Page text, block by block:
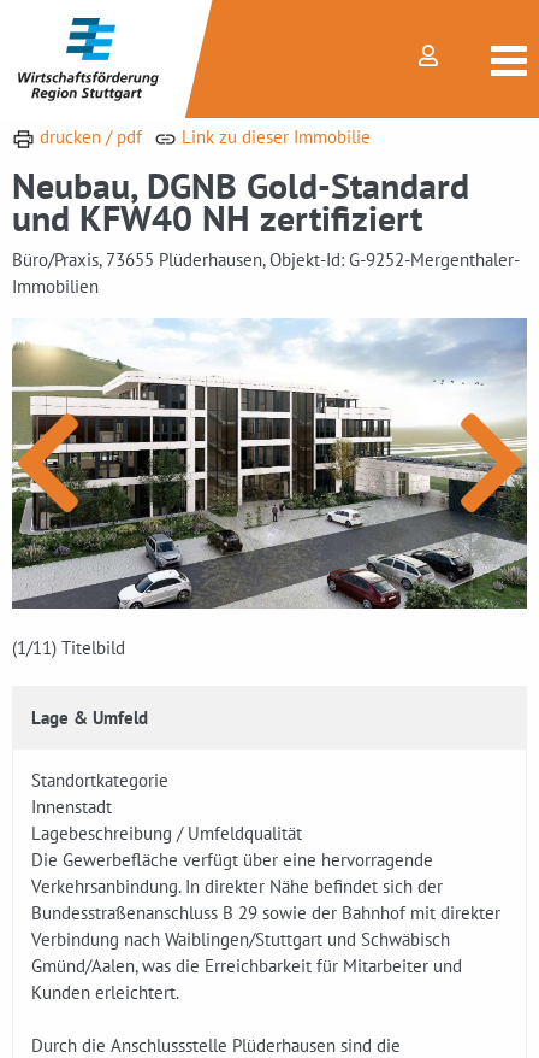
drucken / pdf Link zu dieser Immobilie
Neubau, DGNB Gold-Standard
und KFW40 NH zertifiziert
Büro/Praxis, 73655 Plüderhausen, Objekt-Id: G-9252-Mergenthaler-
Immobilien
(1/11) Titelbild
Lage & Umfeld
Standortkategorie
Innenstadt
Lagebeschreibung / Umfeldqualität
Die Gewerbefläche verfügt über eine hervorragende
Verkehrsanbindung. In direkter Nähe befindet sich der
Bundesstraßenanschluss B 29 sowie der Bahnhof mit direkter
Verbindung nach Waiblingen/Stuttgart und Schwäbisch
Gmünd/Aalen, was die Erreichbarkeit für Mitarbeiter und
Kunden erleichtert.
Durch die Anschlussstelle Plüderhausen sind die